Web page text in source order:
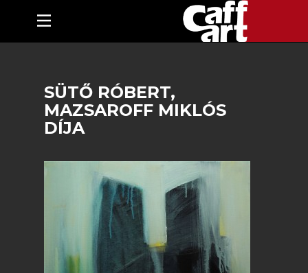
SÜTŐ RÓBERT,
MAZSAROFF MIKLÓS
DÍJA